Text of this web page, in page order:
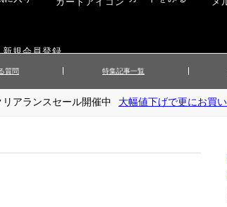
新規会員登録
▲メンズニット
▲レディースボトムス
▲財布・キーケース
質問 特集記事一覧
アランスセール開催中 大幅値下げで更にお買